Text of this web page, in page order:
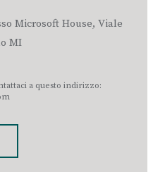
Microsoft House, Viale
MI
a questo indirizzo: